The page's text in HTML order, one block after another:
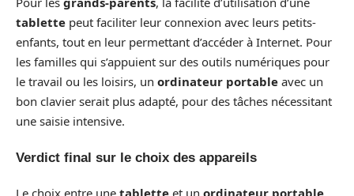
tablette peut faciliter leur connexion avec leurs petits-
enfants, tout en leur permettant d’accéder à Internet. Pour
les familles qui s’appuient sur des outils numériques pour
le travail ou les loisirs, un ordinateur portable avec un
bon clavier serait plus adapté, pour des tâches nécessitant
une saisie intensive.
Verdict final sur le choix des appareils
Le choix entre une tablette et un ordinateur portable